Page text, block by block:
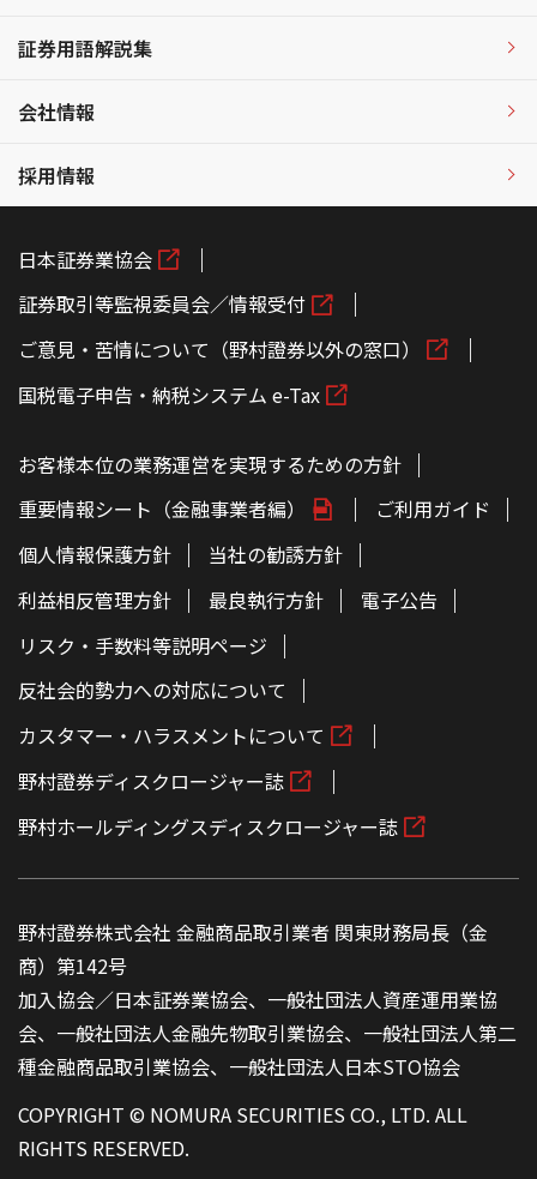
証券用語解説集
会社情報
採用情報
日本証券業協会
証券取引等監視委員会／情報受付
ご意見・苦情について（野村證券以外の窓口）
国税電子申告・納税システム e-Tax
お客様本位の業務運営を実現するための方針
重要情報シート（金融事業者編）
ご利用ガイド
個人情報保護方針
当社の勧誘方針
利益相反管理方針
最良執行方針
電子公告
リスク・手数料等説明ページ
反社会的勢力への対応について
カスタマー・ハラスメントについて
野村證券ディスクロージャー誌
野村ホールディングスディスクロージャー誌
野村證券株式会社 金融商品取引業者 関東財務局長（金
商）第142号
加入協会／日本証券業協会、一般社団法人資産運用業協
会、一般社団法人金融先物取引業協会、一般社団法人第二
種金融商品取引業協会、一般社団法人日本STO協会
COPYRIGHT © NOMURA SECURITIES CO., LTD. ALL
RIGHTS RESERVED.